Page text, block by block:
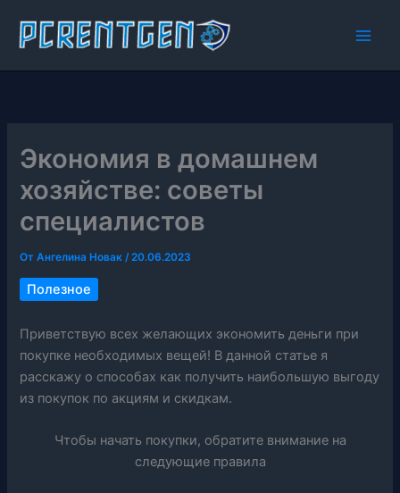
содержимому
Экономия в домашнем
хозяйстве: советы
специалистов
ОтАнгелина Новак/20.06.2023
Полезное
Приветствую всех желающих экономить деньги при
покупке необходимых вещей! В данной статье я
расскажу о способах как получить наибольшую выгоду
из покупок по акциям и скидкам.
Чтобы начать покупки, обратите внимание на
следующие правила